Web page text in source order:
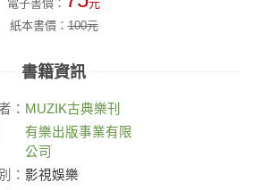
電子書價：
元
紙本書價：100元
書籍資訊
： MUZIK古典樂刊
有樂出版事業有限
公司
別： 影視娛樂